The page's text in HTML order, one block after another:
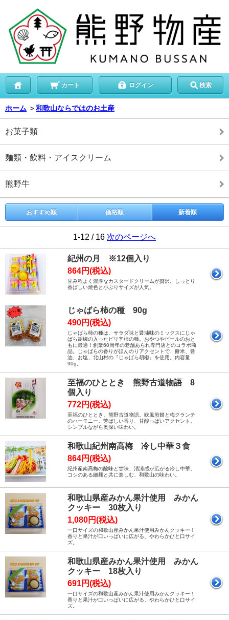
カート ログイン 検索
ホーム ＞和歌山ならではのお土産
お菓子類
麺類・飲料・アイスクリーム
熊野牛
おすすめ順 価格順 新着順
1-12 / 16 次のページへ
紀州の月 ※12個入り
864円(税込)
甘み程よく濃厚なカスタードクリームが贅沢。しっとり
香ばしい焼色と小ぶりサイズが人気。
じゃばら柿の種 90g
490円(税込)
じゃばら柿の種は、サラダ味と醤油味のミックスにじゃ
ばら胡椒の入ったピリ辛柿の種。おやつやビールのおと
もに最適！創業60周年の老舗あられ専門店とのコラボ商
品。じゃばらの香りがほんのりアクセントで、餅米、醤
油、お塩、北山村の『じゃばら胡椒』を使用。内容量
90g。
至福のひととき 熊野古道物語 8
個入り
772円(税込)
至福のひととき、熊野古道物語。欧風煎餅と梅クランチ
のハーモニー。芳ばしい香り、甘酸っぱいアクセント。
シンプルながら奥深い味わい。
和歌山紀州南高梅 冷し中華３食
864円(税込)
紀州産南高梅の酸味と甘味、清涼感が広がる冷し中華。
コシのある細麺と共に楽しむ、和歌山の味わい。
和歌山県産みかん果汁使用 みかん
クッキー 30枚入り
1,080円(税込)
一口サイズの和歌山産みかん果汁使用みかんクッキー！
香りと果汁が口いっぱいに広がる、やわらかひと口サイ
ズ。
和歌山県産みかん果汁使用 みかん
クッキー 18枚入り
691円(税込)
一口サイズの和歌山産みかん果汁使用みかんクッキー！
香りと果汁が口いっぱいに広がる、やわらかひと口サイ
ズ。